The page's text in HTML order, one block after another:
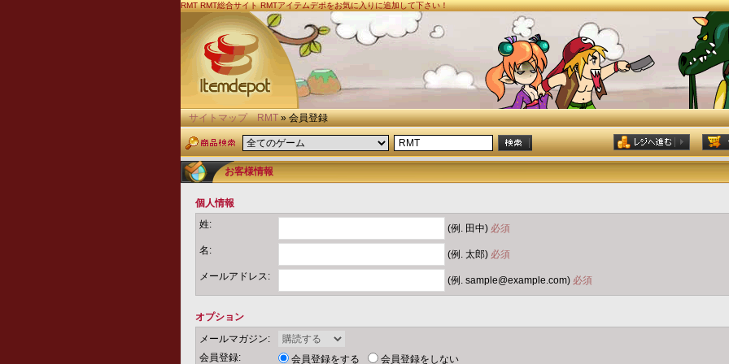
RMT RMT総合サイト RMTアイテムデポをお気に入りに追加して下さい！
サイトマップ RMT» 会員登録
お客様情報
個人情報
姓:
(例. 田中) 必須
名:
(例. 太郎) 必須
メールアドレス:
(例. sample@example.com) 必須
オプション
メールマガジン:
会員登録:
会員登録をする 会員登録をしない